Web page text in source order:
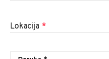
Lokacija *